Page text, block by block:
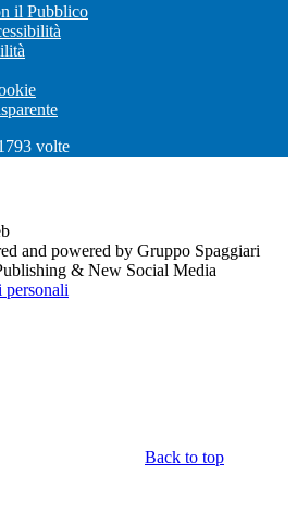
il Pubblico
volte
and powered by Gruppo Spaggiari
& New Social Media
personali
Back to top